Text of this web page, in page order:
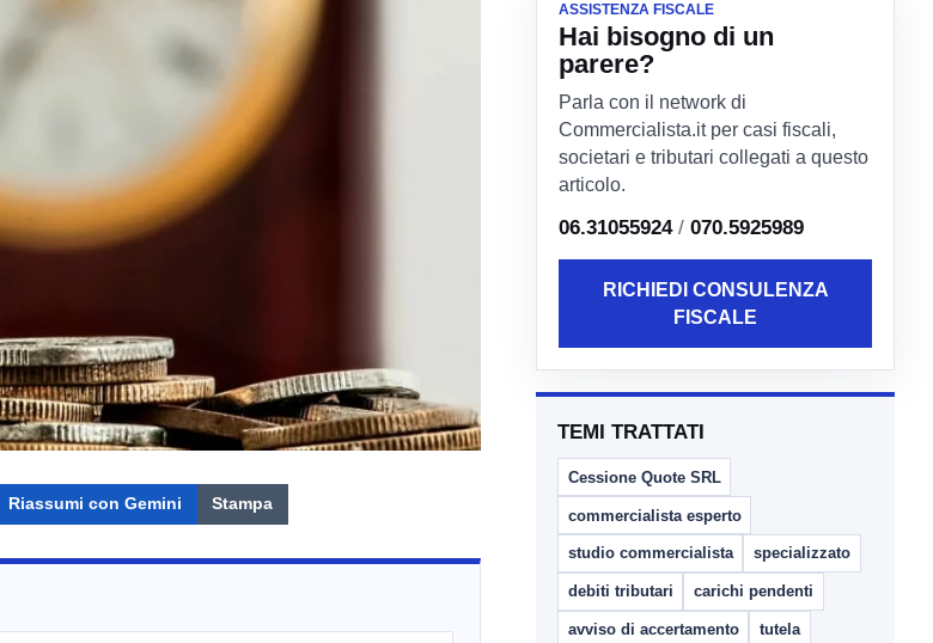
Riassumi con Gemini Stampa
ASSISTENZA FISCALE
Hai bisogno di un
parere?
Parla con il network di
Commercialista.it per casi fiscali,
societari e tributari collegati a questo
articolo.
06.31055924 / 070.5925989
RICHIEDI CONSULENZA
FISCALE
TEMI TRATTATI
Cessione Quote SRL
commercialista esperto
studio commercialista specializzato
debiti tributari carichi pendenti
avviso di accertamento tutela